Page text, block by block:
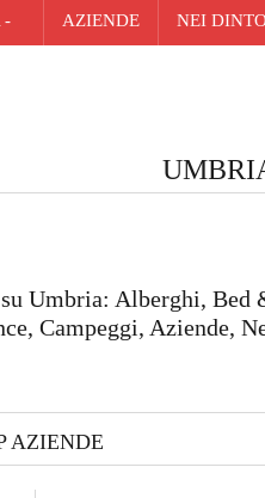
- AZIENDE NEI
Umbria: Alberghi, Bed
Campeggi, Aziende,
AZIENDE